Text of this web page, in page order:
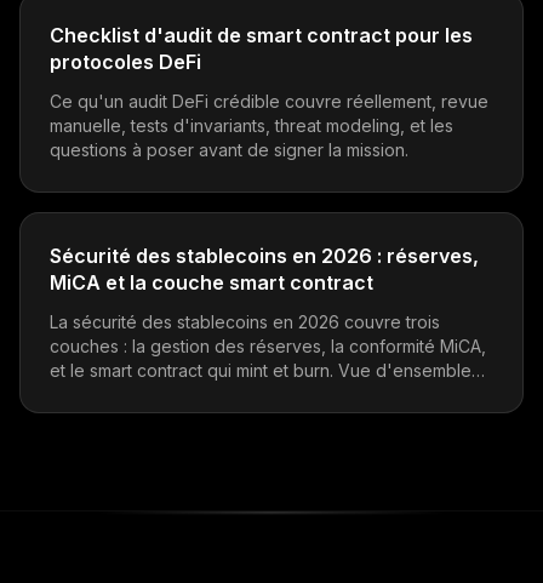
Checklist d'audit de smart contract pour les
protocoles DeFi
Ce qu'un audit DeFi crédible couvre réellement, revue
manuelle, tests d'invariants, threat modeling, et les
questions à poser avant de signer la mission.
Sécurité des stablecoins en 2026 : réserves,
MiCA et la couche smart contract
La sécurité des stablecoins en 2026 couvre trois
couches : la gestion des réserves, la conformité MiCA,
et le smart contract qui mint et burn. Vue d'ensemble
qui détiennent des stables.